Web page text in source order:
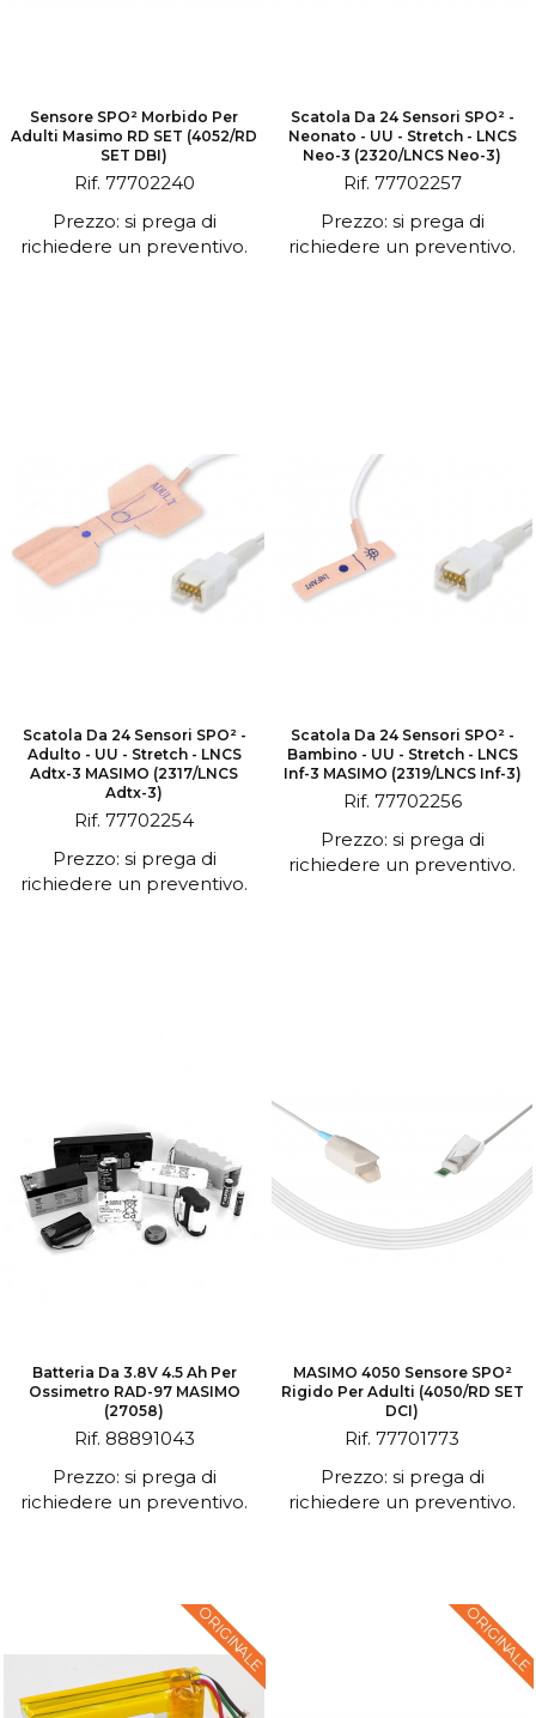
Sensore SPO² Morbido Per
Adulti Masimo RD SET (4052/RD
SET DBI)
Rif. 77702240
Prezzo: si prega di
richiedere un preventivo.
Scatola Da 24 Sensori SPO² -
Neonato - UU - Stretch - LNCS
Neo-3 (2320/LNCS Neo-3)
Rif. 77702257
Prezzo: si prega di
richiedere un preventivo.
Scatola Da 24 Sensori SPO² -
Adulto - UU - Stretch - LNCS
Adtx-3 MASIMO (2317/LNCS
Adtx-3)
Rif. 77702254
Prezzo: si prega di
richiedere un preventivo.
Scatola Da 24 Sensori SPO² -
Bambino - UU - Stretch - LNCS
Inf-3 MASIMO (2319/LNCS Inf-3)
Rif. 77702256
Prezzo: si prega di
richiedere un preventivo.
Batteria Da 3.8V 4.5 Ah Per
Ossimetro RAD-97 MASIMO
(27058)
Rif. 88891043
Prezzo: si prega di
richiedere un preventivo.
MASIMO 4050 Sensore SPO²
Rigido Per Adulti (4050/RD SET
DCI)
Rif. 77701773
Prezzo: si prega di
richiedere un preventivo.
ORIGINALE ORIGINALE